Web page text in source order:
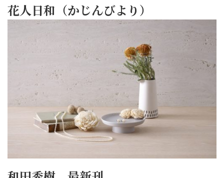
花人日和（かじんびより）